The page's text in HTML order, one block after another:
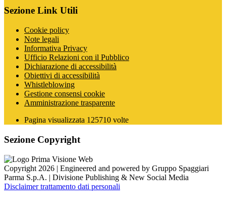
Sezione Link Utili
Cookie policy
Note legali
Informativa Privacy
Ufficio Relazioni con il Pubblico
Dichiarazione di accessibilità
Obiettivi di accessibilità
Whistleblowing
Gestione consensi cookie
Amministrazione trasparente
Pagina visualizzata 125710 volte
Sezione Copyright
Copyright 2026 | Engineered and powered by Gruppo Spaggiari
Parma S.p.A. | Divisione Publishing & New Social Media
Disclaimer trattamento dati personali